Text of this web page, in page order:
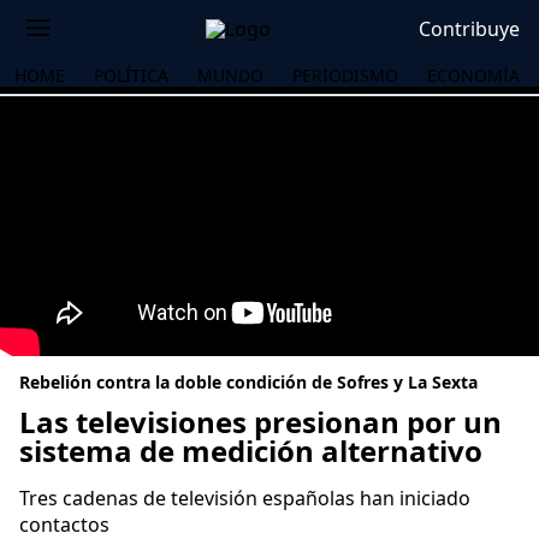
Contribuye
HOME POLÍTICA MUNDO PERIODISMO ECONOMÍA
Rebelión contra la doble condición de Sofres y La Sexta
Las televisiones presionan por un
sistema de medición alternativo
Tres cadenas de televisión españolas han iniciado
contactos